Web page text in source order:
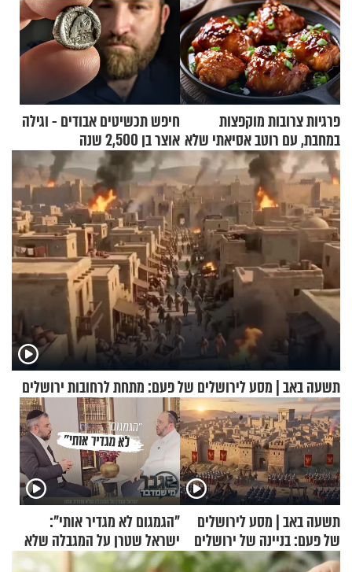
פרגיות צרובות מוקפצות
במחבת, עם רוטב אסיאתי שלא
יישכח במהרה
חיפש תכשיטים אבודים - וגילה
אוצר בן 2,500 שנה
תשעה באב | מסע לירושלים של פעם: מתחת לרחובות ירושלים
תשעה באב | מסע לירושלים
של פעם: בניינה של ירושלים
"הגמגום לא מגדיר אותי":
ישראל שטרן על המגבלה שלא
עוצרת אותו